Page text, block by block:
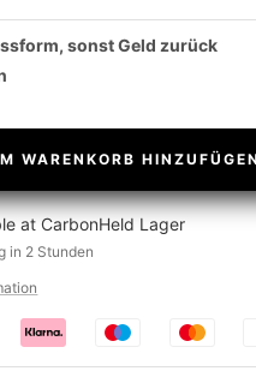
sonst Geld zurück
WARENKORB HINZUFÜGEN
at CarbonHeld Lager
in 2 Stunden